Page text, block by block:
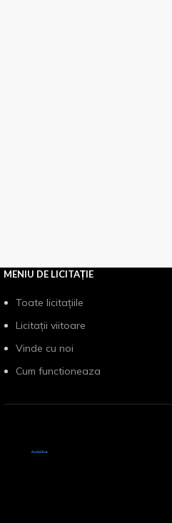
MENIU DE LICITAȚIE
Toate licitațiile
Licitații viitoare
Vinde cu noi
Cum functioneaza